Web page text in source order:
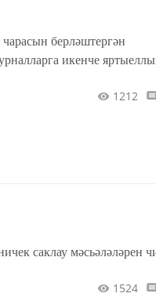
берләштергән
икенче
1212
саклау мәсьәләләрен
1524